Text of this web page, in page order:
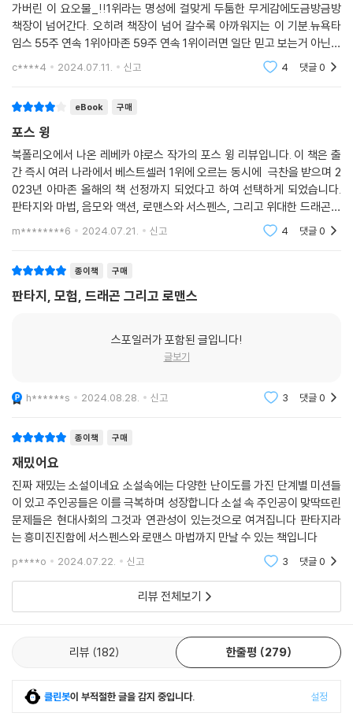
“재능을 타고난 매혹적인 스토리텔러”, “로맨타지(로맨스와 판타지의 합
성 소설)의 대가”라는 평가를 받는 이 책의 저자 레베카 야로스는 특유의
호쾌하고도 매끄러운 필치로 독자들을 책 앞에서 무장해제시킨다. 드라마
틱한 전개와 치밀한 복선, 섬세한 묘사로 쌓아 올려진 이 탄탄한 성장 서사
한 삶의 한복판에서 바이올렛이 겪는 실패, 절망, 상실, 슬픔, 그럼에도 끝
까지 포기하지 않고 상대방의 허점을 파고들어 굴복시키는 짜릿한 정복욕
까지… 모든 감정에 매료되기에 충분하다.
작가와 그의 여섯 자녀 중 네 명은 실제로 바이올렛처럼 뼈와 관절이 쉽게
부러지는 질환을 앓고 있다. 최근엔 그 증상이 심해져 오래 서 있는 것도 버
겁지만, 그만의 풍부한 상상력과 도전정신으로 이 시리즈를 써 내려가며
진정으로 ‘강함’이란 물리적인 힘만이 아니라는 것을 증명해낸다. 이 책을
다는 삶의 가치를 전하는데, 이에 응답한 독자들의 응원과 공감의 메시지
가 폭발적인 ‘은빛 팬덤’의 시초가 되었다.
“이 책을 읽은 뒤로 단 하루도 이 책에 대해 생각하지 않은 날이 없다.”, “캐
릭터와 세계관, 스토리, 로맨스, 액션, 드래곤까지 그야말로 완전무결하
다양한 고백의 말이 지금도 실시간으로 온라인을 뜨겁게 물들이고 있다.
전 세계가 사랑에 빠진 《포스 윙》의 매력을 직접 확인해보자. 판타지로맨
설이 될 것이다.
“바이올렛의 이야기를 써 내려가는 것은 매우 카타르시스적인 행위입니
다. 그녀는 남과 다른 자신에게 주어진 숙명에 무너지지 않고 이겨내려 고
군분투하는데, 사실 저와 저의 네 명의 아이도 같은 어려움을 겪고 있기 때
문입니다.” _〈뉴욕타임스〉 인터뷰 중에서
가버린 이 요오물_!!1위라는 명성에 걸맞게 두툼한 무게감에도금방금방
책장이 넘어간다. 오히려 책장이 넘어 갈수록 아까워지는 이 기분.뉴욕타
임스 55주 연속 1위아마존 59주 연속 1위이러면 일단 믿고 보는거 아닌가
요??주인공 설정이 참 마음에 든다.드래곤 라이더가 되기위해 (본인은 원
c****4 2024.07.11. 신고 4 댓글0
eBook 구매
포스 윙
북폴리오에서 나온 레베카 야로스 작가의 포스 윙 리뷰입니다. 이 책은 출
간 즉시 여러 나라에서 베스트셀러 1위에 오르는 동시에 극찬을 받으며 2
023년 아마존 올해의 책 선정까지 되었다고 하여 선택하게 되었습니다.
판타지와 마법, 음모와 액션, 로맨스와 서스펜스, 그리고 위대한 드래곤까
지, 독특한 세계관과 매력적인 내용들이 가득하며 내용까지 풍부해 더 매
m********6 2024.07.21. 신고 4 댓글0
종이책 구매
판타지, 모험, 드래곤 그리고 로맨스
스포일러가 포함된 글입니다!
글보기
h******s 2024.08.28. 신고 3 댓글0
종이책 구매
재밌어요
진짜 재밌는 소설이네요 소설속에는 다양한 난이도를 가진 단계별 미션들
이 있고 주인공들은 이를 극복하며 성장합니다 소설 속 주인공이 맞딱뜨린
문제들은 현대사회의 그것과 연관성이 있는것으로 여겨집니다 판타지라
는 흥미진진함에 서스펜스와 로맨스 마법까지 만날 수 있는 책입니다
p****o 2024.07.22. 신고 3 댓글0
리뷰 전체보기
리뷰 182 한줄평 279
클린봇이 부적절한 글을 감지 중입니다. 설정